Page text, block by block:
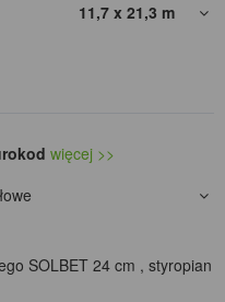
11,7 x 21,3 m
więcej >>
SOLBET 24 cm , styropian